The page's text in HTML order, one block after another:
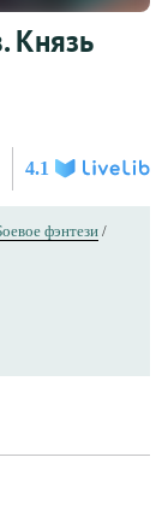
Князь
4.1
фэнтези/